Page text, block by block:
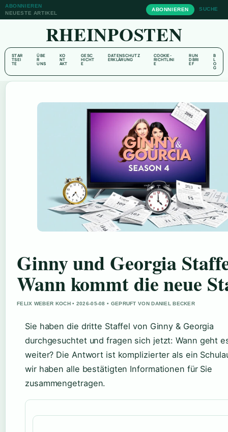
ABONNIEREN
NEUESTE ARTIKEL
ABONNIEREN SUCHE
RHEINPOSTEN
STAR
TSEI
TE
ÜBE
R
UNS
KO
NT
AKT
GESC
HICHT
E
DATENSCHUTZ
ERKLÄRUNG
COOKIE-
RICHTLINI
E
RUN
DBRI
EF
B
L
O
G
Ginny und Georgia
Wann kommt die neue
FELIX WEBER KOCH • 2026-05-08 • GEPRUFT VON DANIEL BECKER
Sie haben die dritte Staffel von Ginny & Georgia
durchgesuchtet und fragen sich jetzt: Wann geht
weiter? Die Antwort ist komplizierter als ein
wir haben alle bestätigten Informationen für Sie
zusammengetragen.